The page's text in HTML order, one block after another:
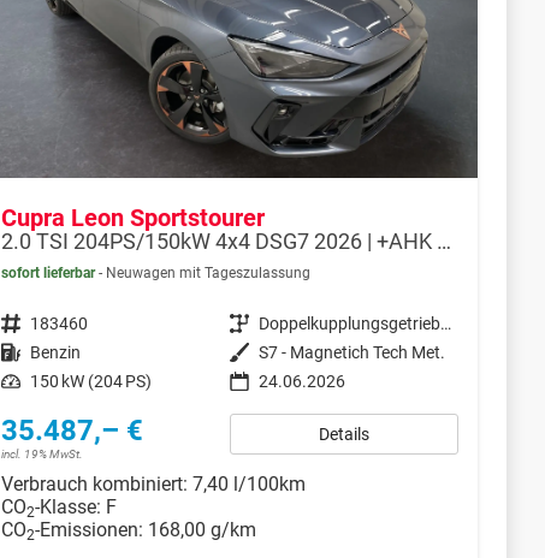
Cupra Leon Sportstourer
2.0 TSI 204PS/150kW 4x4 DSG7 2026 | +AHK +RFK +El.Hecklappe +CUPRA HD Matrix +NAVI +5J Erw. Garantie - RESERIVERT
sofort lieferbar Neuwagen mit Tageszulassung
Fahrzeugnr. 183460 Getriebe
Doppelkupplungsgetriebe (DSG)
Kraftstoff Benzin Außenfarbe S7 - Magnetich Tech Met.
Leistung 150 kW (204 PS) 24.06.2026
35.487,– €
incl. 19% MwSt.
Details
Verbrauch kombiniert: 7,40 l/100km
CO2-Klasse: F
CO2-Emissionen: 168,00 g/km